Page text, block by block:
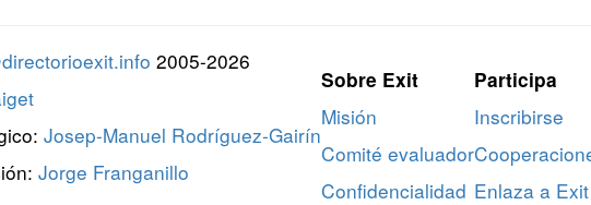
2005-2026
Josep-Manuel Rodríguez-Gairín
Jorge Franganillo
Sobre Exit
Misión
Comité evaluador
Confidencialidad
Participa
Inscribirse
Enlaza a Exit